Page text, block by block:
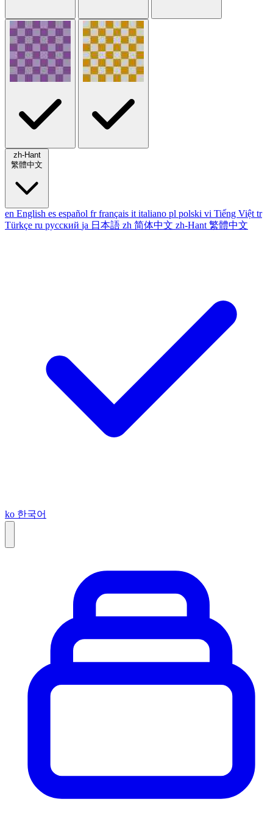
zh-Hant
繁體中文
en English es español fr français it italiano pl polski vi Tiếng Việt tr
Türkçe ru русский ja 日本語 zh 简体中文 zh-Hant 繁體中文
ko 한국어